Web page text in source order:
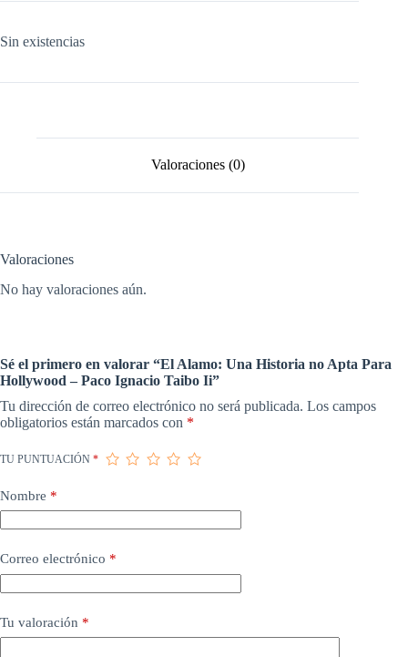
Sin existencias
Valoraciones (0)
Valoraciones
No hay valoraciones aún.
Sé el primero en valorar “El Alamo: Una Historia no Apta Para
Hollywood – Paco Ignacio Taibo Ii”
Tu dirección de correo electrónico no será publicada. Los campos
obligatorios están marcados con *
TU PUNTUACIÓN *
Nombre *
Correo electrónico *
Tu valoración *